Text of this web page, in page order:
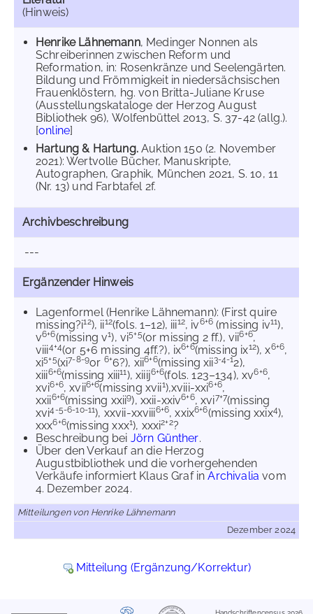
(Hinweis)
Henrike Lähnemann, Medinger Nonnen als
Schreiberinnen zwischen Reform und
Reformation, in: Rosenkränze und Seelengärten.
Bildung und Frömmigkeit in niedersächsischen
Frauenklöstern, hg. von Britta-Juliane Kruse
(Ausstellungskataloge der Herzog August
Bibliothek 96), Wolfenbüttel 2013, S. 37-42 (allg.).
[online]
Hartung & Hartung.Auktion 150 (2. November
2021): Wertvolle Bücher, Manuskripte,
Autographen, Graphik, München 2021, S. 10, 11
(Nr. 13) und Farbtafel 2f.
Archivbeschreibung
---
Ergänzender Hinweis
Lagenformel (Henrike Lähnemann): (First quire
missing?i12), ii12(fols. 1–12), iii12, iv6+6 (missing iv11),
v6+6(missing v1), vi5+5(or missing 2 ff.), vii6+6,
viii4+4(or 5+6 missing 4ff.?), ix6+6(missing ix12), x6+6,
xi5+5(xi7-8-9or 6+6?), xii6+6(missing xii3-4-12),
xiii6+6(missing xiii11), xiiij6+6(fols. 123–134), xv6+6,
xvi6+6, xvii6+6(missing xvii1),xviii-xxi6+6,
xxii6+6(missing xxii9), xxii-xxiv6+6, xvi7+7(missing
xvi4-5-6-10-11), xxvii-xxviii6+6, xxix6+6(missing xxix4),
xxx6+6(missing xxx1), xxxi2+2?
Beschreibung bei Jörn Günther.
Über den Verkauf an die Herzog
Augustbibliothek und die vorhergehenden
Verkäufe informiert Klaus Graf inArchivalia vom
4. Dezember 2024.
Mitteilungen von Henrike Lähnemann
Dezember 2024
Mitteilung (Ergänzung/Korrektur)